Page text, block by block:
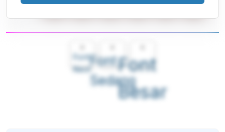
Font
Kecil
Font
Sedang
Font
Besar